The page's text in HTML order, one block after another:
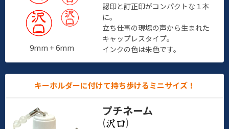
9mm + 6mm
認印と訂正印がコンパクトな１本
に。
立ち仕事の現場の声から生まれた
キャップレスタイプ。
インクの色は朱色です。
キーホルダーに付けて持ち歩けるミニサイズ！
プチネーム
(
)